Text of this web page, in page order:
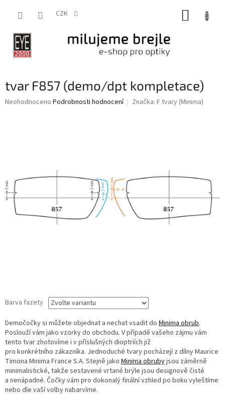
CZK
tvar F857 (demo/dpt kompletace)
Průměrné
Neohodnoceno Podrobnosti hodnocení Značka: F tvary (Minima)
Barva fazety
Demočočky si můžete objednat a nechat vsadit do Minima obrub.
Poslouží vám jako vzorky do obchodu. V případě vašeho zájmu vám
tento tvar zhotovíme i v příslušných dioptriích již
pro konkrétního zákazníka. Jednoduché tvary pocházejí z dílny Maurice
Timona Minima France S.A. Stejně jako Minima obrubyjsou záměrně
minimalistické, takže sestavené vrtané brýle jsou designově čisté
a nenápadné. Čočky vám pro dokonalý finální vzhled po boku vyleštíme
nebo dle vaší volby nabarvíme.